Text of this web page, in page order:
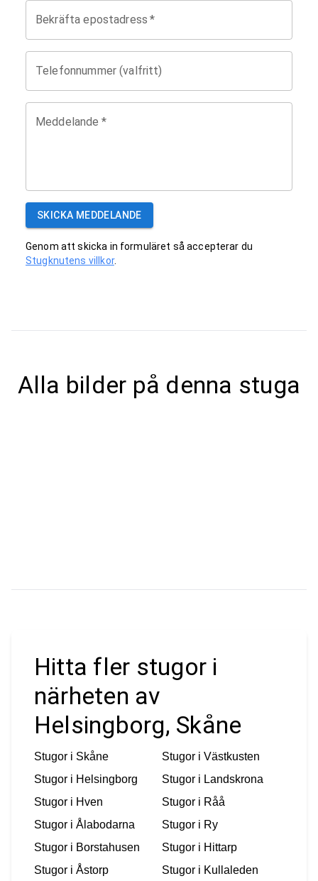
Bekräfta epostadress *
Telefonnummer (valfritt)
Meddelande *
SKICKA MEDDELANDE
Genom att skicka in formuläret så accepterar du
Stugknutens villkor.
Alla bilder på denna stuga
Hitta fler stugor i
närheten av
Helsingborg, Skåne
Stugor i Skåne Stugor i Västkusten
Stugor i Helsingborg Stugor i Landskrona
Stugor i Hven Stugor i Råå
Stugor i Ålabodarna Stugor i Ry
Stugor i Borstahusen Stugor i Hittarp
Stugor i Åstorp Stugor i Kullaleden